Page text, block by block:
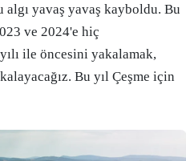
algı yavaş yavaş kayboldu. Bu
ve 2024'e hiç
ile öncesini yakalamak,
Bu yıl Çeşme için